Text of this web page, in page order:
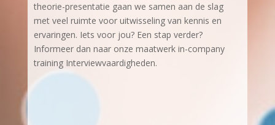
theorie-presentatie gaan we samen aan de slag
met veel ruimte voor uitwisseling van kennis en
ervaringen. Iets voor jou? Een stap verder?
Informeer dan naar onze maatwerk in-company
training Interviewvaardigheden.